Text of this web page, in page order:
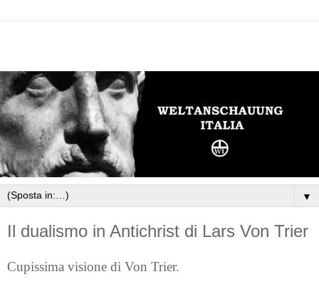
▼
Il dualismo in Antichrist di Lars Von Trier
Cupissima visione di Von Trier.